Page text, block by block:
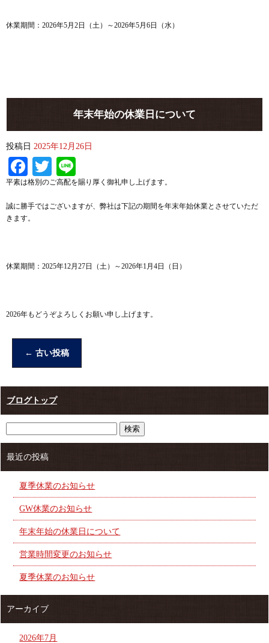
休業期間：2026年5月2日（土）～2026年5月6日（水）
年末年始の休業日について
投稿日 2025年12月26日
Facebook
Twitter
平素は格別のご高配を賜り厚く御礼申し上げます。
誠に勝手ではございますが、弊社は下記の期間を年末年始休業とさせていただ
きます。
休業期間：2025年12月27日（土）～2026年1月4日（日）
2026年もどうぞよろしくお願い申し上げます。
← 古い投稿
ブログトップ
最近の投稿
夏季休業のお知らせ
GW休業のお知らせ
年末年始の休業日について
営業時間変更のお知らせ
夏季休業のお知らせ
アーカイブ
2026年7月